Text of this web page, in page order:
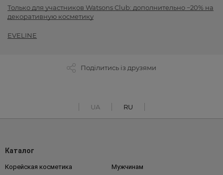
Только для участников Watsons Club: дополнительно −20% на
декоративную косметику
EVELINE
Поділитись із друзями
UA RU
Каталог
Корейская косметика Мужчинам